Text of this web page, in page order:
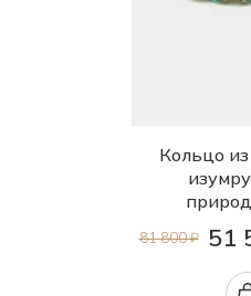
Кольцо из
81 800 ₽ 51